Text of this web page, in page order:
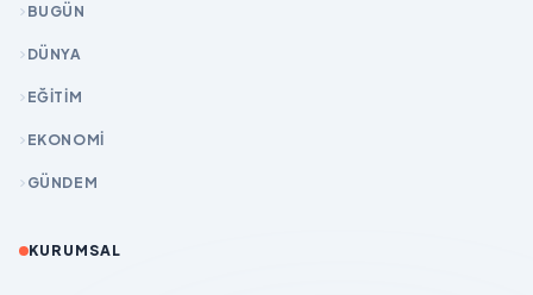
BUGÜN
DÜNYA
EĞİTİM
EKONOMİ
GÜNDEM
KURUMSAL